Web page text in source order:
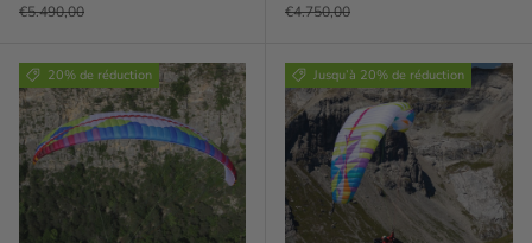
Prix habituel
€5.490,00 Prix habituel
€4.750,00
20% de réduction Jusqu’à 20% de réduction